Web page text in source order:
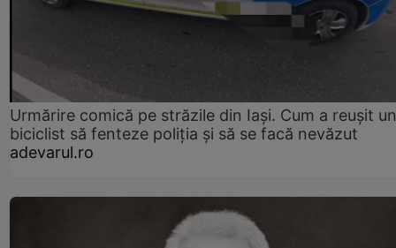
Urmărire comică pe străzile din Iași. Cum a reușit un
biciclist să fenteze poliția și să se facă nevăzut
adevarul.ro